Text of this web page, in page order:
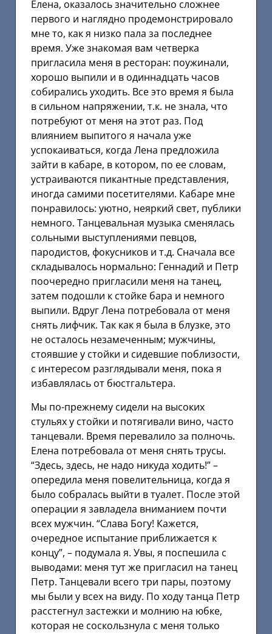
Елена, оказалось значительно сложнее
первого и наглядно продемонстрировало
мне то, как я низко пала за последнее
время. Уже знакомая вам четверка
пригласила меня в ресторан: поужинали,
хорошо выпили и в одиннадцать часов
собирались уходить. Все это время я была
в сильном напряжении, т.к. не знала, что
потребуют от меня на этот раз. Под
влиянием выпитого я начала уже
успокаиваться, когда Лена предложила
зайти в кабаре, в котором, по ее словам,
устраиваются пикантные представления,
иногда самими посетителями. Кабаре мне
понравилось: уютно, неяркий свет, публики
немного. Танцевальная музыка сменялась
сольными выступлениями певцов,
пародистов, фокусников и т.д. Сначала все
складывалось нормально: Геннадий и Петр
поочередно пригласили меня на танец,
затем подошли к стойке бара и немного
выпили. Вдруг Лена потребовала от меня
снять лифчик. Так как я была в блузке, это
не осталось незамеченным; мужчины,
стоявшие у стойки и сидевшие поблизости,
с интересом разглядывали меня, пока я
избавлялась от бюстгальтера.
Мы по-прежнему сидели на высоких
стульях у стойки и потягивали вино, часто
танцевали. Время перевалило за полночь.
Елена потребовала от меня снять трусы.
“Здесь, здесь, не надо никуда ходить!” –
опередила меня повелительница, когда я
было собралась выйти в туалет. После этой
операции я завладела вниманием почти
всех мужчин. “Слава Богу! Кажется,
очередное испытание приближается к
концу”, – подумала я. Увы, я поспешила с
выводами: меня тут же пригласил на танец
Петр. Танцевали всего три пары, поэтому
мы были у всех на виду. По ходу танца Петр
расстегнул застежки и молнию на юбке,
которая не соскользнула с меня только